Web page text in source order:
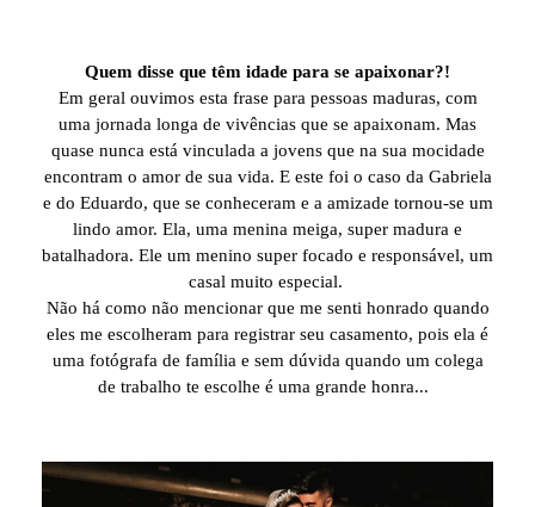
Quem disse que têm idade para se apaixonar?!
Em geral ouvimos esta frase para pessoas maduras, com
uma jornada longa de vivências que se apaixonam. Mas
quase nunca está vinculada a jovens que na sua mocidade
encontram o amor de sua vida. E este foi o caso da Gabriela
e do Eduardo, que se conheceram e a amizade tornou-se um
lindo amor. Ela, uma menina meiga, super madura e
batalhadora. Ele um menino super focado e responsável, um
casal muito especial.
Não há como não mencionar que me senti honrado quando
eles me escolheram para registrar seu casamento, pois ela é
uma fotógrafa de família e sem dúvida quando um colega
de trabalho te escolhe é uma grande honra...